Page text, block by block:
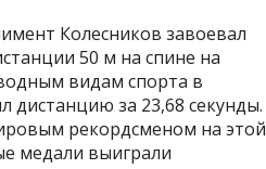
Колесников завоевал
50 м на спине на
видам спорта в
дистанцию за 23,68 секунды.
рекордсменом на этой
медали выиграли